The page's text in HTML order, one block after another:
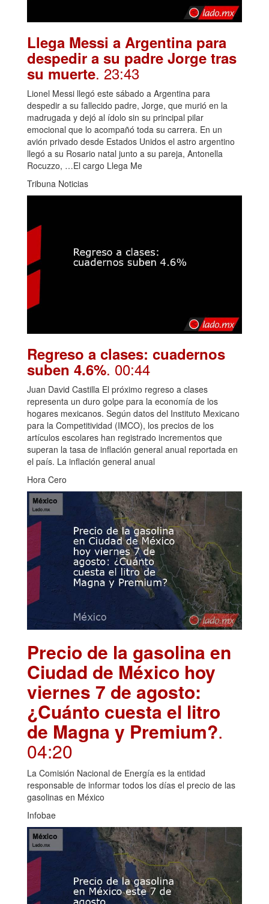
Llega Messi a Argentina para
despedir a su padre Jorge tras
su muerte. 23:43
Lionel Messi llegó este sábado a Argentina para
despedir a su fallecido padre, Jorge, que murió en la
madrugada y dejó al ídolo sin su principal pilar
emocional que lo acompañó toda su carrera. En un
avión privado desde Estados Unidos el astro argentino
llegó a su Rosario natal junto a su pareja, Antonella
Rocuzzo, …El cargo Llega Me
Tribuna Noticias
Regreso a clases: cuadernos
suben 4.6%. 00:44
Juan David Castilla El próximo regreso a clases
representa un duro golpe para la economía de los
hogares mexicanos. Según datos del Instituto Mexicano
para la Competitividad (IMCO), los precios de los
artículos escolares han registrado incrementos que
superan la tasa de inflación general anual reportada en
el país. La inflación general anual
Hora Cero
Precio de la gasolina en
Ciudad de México hoy
viernes 7 de agosto:
¿Cuánto cuesta el litro
de Magna y Premium?.
04:20
La Comisión Nacional de Energía es la entidad
responsable de informar todos los días el precio de las
gasolinas en México
Infobae